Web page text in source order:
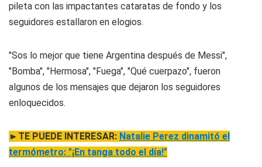
pileta con las impactantes cataratas de fondo y los
seguidores estallaron en elogios.
"Sos lo mejor que tiene Argentina después de Messi",
"Bomba", "Hermosa", "Fuega", "Qué cuerpazo", fueron
algunos de los mensajes que dejaron los seguidores
enloquecidos.
►TE PUEDE INTERESAR: Natalie Perez dinamitó el
termómetro: "¡En tanga todo el día!"